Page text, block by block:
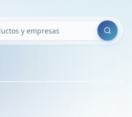
Buscar